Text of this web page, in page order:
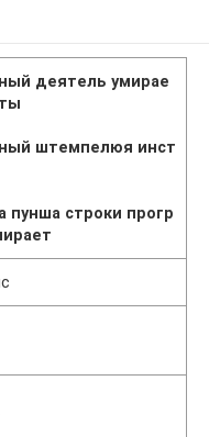
деятель умирае
штемпелюя инст
пунша строки прогр